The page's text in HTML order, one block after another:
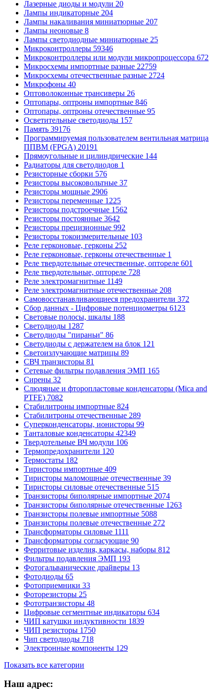
Лазерные диоды и модули 20
Лампы индикаторные 204
Лампы накаливания миниатюрные 207
Лампы неоновые 8
Лампы светодиодные миниатюрные 25
Микроконтроллеры 59346
Микроконтроллеры или модули микропроцессора 672
Микросхемы импортные разные 22759
Микросхемы отечественные разные 2724
Микрофоны 40
Оптоволоконные трансиверы 26
Оптопары, оптроны импортные 846
Оптопары, оптроны отечественные 95
Осветительные светодиоды 157
Память 39176
Программируемая пользователем вентильная матрица
ППВМ (FPGA) 20191
Прямоугольные и цилиндрические 144
Радиаторы для светодиодов 1
Резисторные сборки 576
Резисторы высоковольтные 37
Резисторы мощные 2906
Резисторы переменные 1225
Резисторы подстроечные 1562
Резисторы постоянные 3642
Резисторы прецизионные 992
Резисторы токоизмерительные 103
Реле герконовые, герконы 252
Реле герконовые, герконы отечественные 1
Реле твердотельные отечественные, оптореле 601
Реле твердотельные, оптореле 728
Реле электромагнитные 1149
Реле электромагнитные отечественные 208
Самовосстанавливающиеся предохранители 372
Сбор данных - Цифровые потенциометры 6123
Световые полосы, шкалы 188
Светодиоды 1287
Светодиоды "пираньи" 86
Светодиоды с держателем на блок 121
Светоизлучающие матрицы 89
СВЧ транзисторы 81
Сетевые фильтры подавления ЭМП 165
Сирены 32
Слюдяные и фторопластовые конденсаторы (Mica and
PTFE) 7082
Стабилитроны импортные 824
Стабилитроны отечественные 289
Суперконденсаторы, ионисторы 99
Танталовые конденсаторы 42349
Твердотельные ВЧ модули 106
Термопредохранители 120
Термостаты 182
Тиристоры импортные 409
Тиристоры маломощные отечественные 39
Тиристоры силовые отечественные 515
Транзисторы биполярные импортные 2074
Транзисторы биполярные отечественные 1263
Транзисторы полевые импортные 5088
Транзисторы полевые отечественные 272
Трансформаторы силовые 1111
Трансформаторы согласующие 90
Ферритовые изделия, каркасы, наборы 812
Фильтры подавления ЭМП 193
Фотогальванические драйверы 13
Фотодиоды 65
Фотоприемники 33
Фоторезисторы 25
Фототранзисторы 48
Цифровые сегментные индикаторы 634
ЧИП катушки индуктивности 1839
ЧИП резисторы 1750
Чип светодиоды 718
Электронные компоненты 129
Показать все категории
Наш адрес: